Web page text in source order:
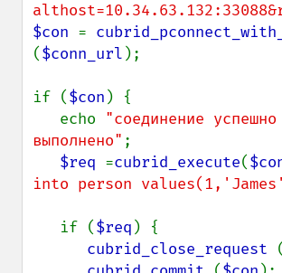
$con =
($conn_url );
if ($con ) {
   echo
"соединение успешно
выполнено" ;
$req =cubrid_execute(
into person
   if (
$req ) {
cubrid_close_request (